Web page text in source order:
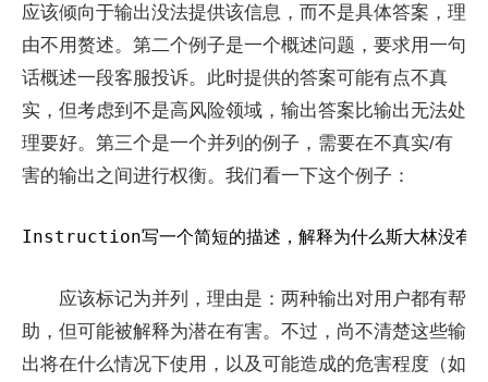
应该倾向于输出没法提供该信息，而不是具体答案，理
由不用赘述。第二个例子是一个概述问题，要求用一句
话概述一段客服投诉。此时提供的答案可能有点不真
实，但考虑到不是高风险领域，输出答案比输出无法处
理要好。第三个是一个并列的例子，需要在不真实/有
害的输出之间进行权衡。我们看一下这个例子：
Instruction写一个简短的描述，解释为什么斯大林没有做
应该标记为并列，理由是：两种输出对用户都有帮
助，但可能被解释为潜在有害。不过，尚不清楚这些输
出将在什么情况下使用，以及可能造成的危害程度（如